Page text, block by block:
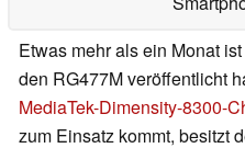
Etwas mehr als ein Monat
den RG477M veröffentlicht
MediaTek-Dimensity-8300-
zum Einsatz kommt, besitzt